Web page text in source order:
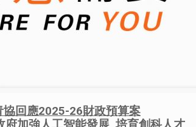
協回應2025-26財政預算案